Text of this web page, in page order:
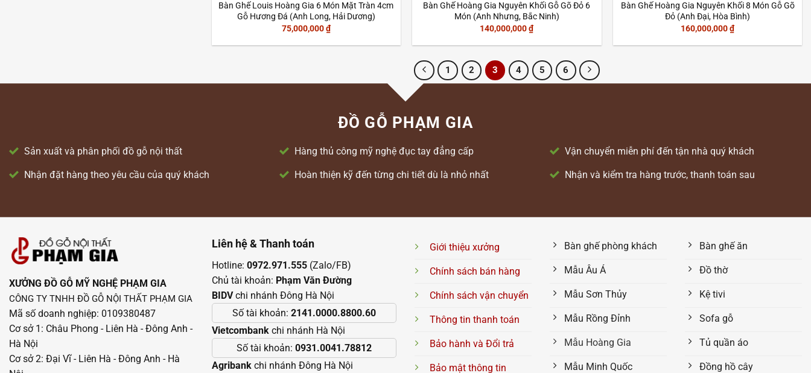
Bàn Ghế Louis Hoàng Gia 6 Món Mặt Tràn 4cm
Gỗ Hương Đá (Anh Long, Hải Dương)
75,000,000₫
Bàn Ghế Hoàng Gia Nguyên Khối Gỗ Gõ Đỏ 6
Món (Anh Nhưng, Bắc Ninh)
140,000,000₫
Bàn Ghế Hoàng Gia Nguyên Khối 8 Món Gỗ Gõ
Đỏ (Anh Đại, Hòa Bình)
160,000,000₫
1 2 3 4 5 6
ĐỒ GỖ PHẠM GIA
Sản xuất và phân phối đồ gỗ nội thất
Nhận đặt hàng theo yêu cầu của quý khách
Hàng thủ công mỹ nghệ đục tay đẳng cấp
Hoàn thiện kỹ đến từng chi tiết dù là nhỏ nhất
Vận chuyển miễn phí đến tận nhà quý khách
Nhận và kiểm tra hàng trước, thanh toán sau
XƯỞNG ĐỒ GỖ MỸ NGHỆ PHẠM GIA
CÔNG TY TNHH ĐỒ GỖ NỘI THẤT PHẠM GIA
Mã số doanh nghiệp: 0109380487
Cơ sở 1: Châu Phong - Liên Hà - Đông Anh -
Hà Nội
Cơ sở 2: Đại Vĩ - Liên Hà - Đông Anh - Hà
Liên hệ & Thanh toán
Hotline: 0972.971.555 (Zalo/FB)
Chủ tài khoản: Phạm Văn Đường
BIDVchi nhánh Đông Hà Nội
Số tài khoản: 2141.0000.8800.60
Vietcombank chi nhánh Hà Nội
Số tài khoản: 0931.0041.78812
Agribank chi nhánh Đông Hà Nội
Giới thiệu xưởng
Chính sách bán hàng
Chính sách vận chuyển
Thông tin thanh toán
Bảo hành và Đổi trả
Bảo mật thông tin
Bàn ghế phòng khách
Mẫu Âu Á
Mẫu Sơn Thủy
Mẫu Rồng Đỉnh
Mẫu Hoàng Gia
Mẫu Minh Quốc
Bàn ghế ăn
Đồ thờ
Kệ tivi
Sofa gỗ
Tủ quần áo
Đồng hồ cây